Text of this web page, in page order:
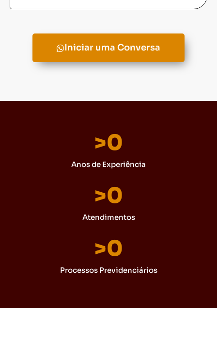
Iniciar uma Conversa
Anos de Experiência
>0
Atendimentos
>0
Processos Previdenciários
>0